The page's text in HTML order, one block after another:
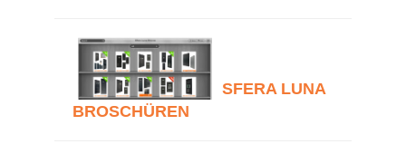
SFERA LUNA
BROSCHÜREN